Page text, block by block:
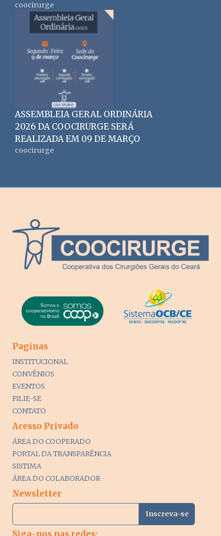
coocirurge
ASSEMBLEIA GERAL ORDINÁRIA
2026 DA COOCIRURGE SERÁ
REALIZADA EM 09 DE MARÇO
coocirurge
Paginas
INSTITUCIONAL
CONVÊNIOS
EVENTOS
FILIE-SE
CONTATO
Acesso Privado
ÁREA DO COOPERADO
PORTAL DA TRANSPARÊNCIA
SISTIMA
ÁREA DO COLABORADOR
Newsletter